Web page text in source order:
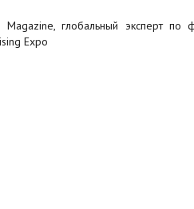
глобальный эксперт по
Expo